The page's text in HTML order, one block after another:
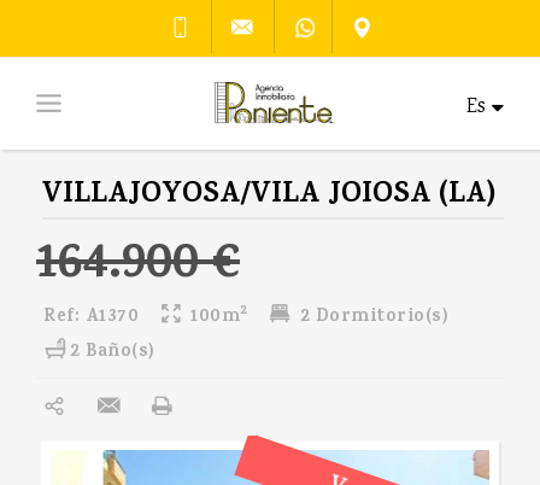
Es
VILLAJOYOSA/VILA JOIOSA (LA)
164.900 €
Ref: A1370 100m2
2 Dormitorio(s)
2 Baño(s)